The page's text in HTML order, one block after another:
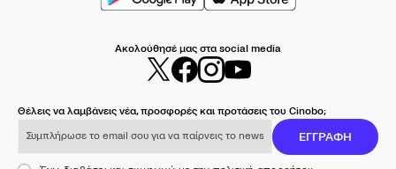
Ακολούθησέ μας στα social media
Θέλεις να λαμβάνεις νέα, προσφορές και προτάσεις του Cinobo;
ΕΓΓΡΑΦΗ